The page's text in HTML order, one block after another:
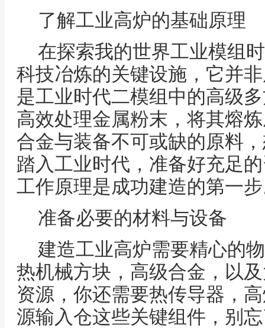
了解工业高炉的基础原理
在探索我的世界工业模组
科技冶炼的关键设施，它并
是工业时代二模组中的高级
高效处理金属粉末，将其熔
合金与装备不可或缺的原料
踏入工业时代，准备好充足
工作原理是成功建造的第一
准备必要的材料与设备
建造工业高炉需要精心的
热机械方块，高级合金，以
资源，你还需要热传导器，
源输入仓这些关键组件，别